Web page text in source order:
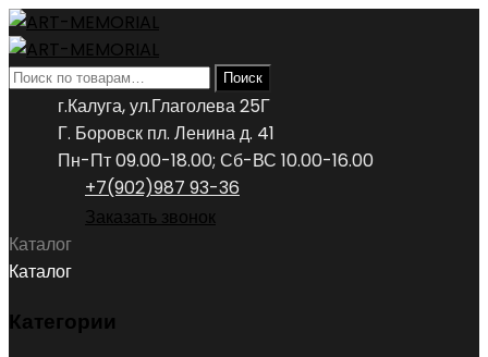
Искать: Поиск
г.Калуга, ул.Глаголева 25Г
Г. Боровск пл. Ленина д. 41
Пн-Пт 09.00-18.00; Сб-ВС 10.00-16.00
+7(902)987 93-36
Заказать звонок
Каталог
Каталог
Категории